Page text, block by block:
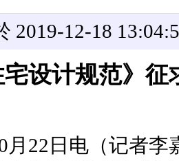
2019-12-18
设计规范》
月22日电（记者